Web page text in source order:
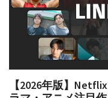
【2026年版】